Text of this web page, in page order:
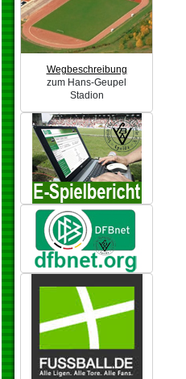
Wegbeschreibung
zum Hans-Geupel
Stadion